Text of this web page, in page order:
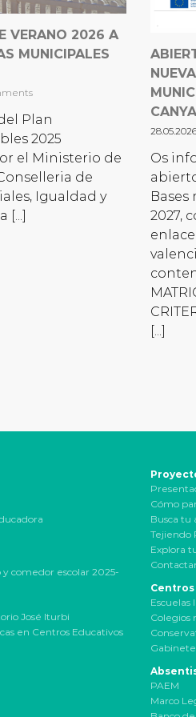
VERANO 2026 A
MUNICIPALES
Plan
2025
el Ministerio de
de
Igualdad y
[...]
Os
Bases
2027,
[...]
comedor escolar 2025-
José Iturbi
en Centros Educativos
Cómo
Busca tu
Tejiendo
Explora
Centros
Escuelas
Colegios
PAEM
Marco